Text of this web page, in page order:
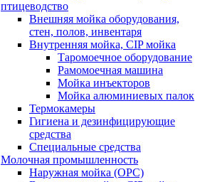
птицеводство
Внешняя мойка оборудования,
стен, полов, инвентаря
Внутренняя мойка, CIP мойка
Таромоечное оборудование
Рамомоечная машина
Мойка инъекторов
Мойка алюминиевых палок
Термокамеры
Гигиена и дезинфицирующие
средства
Специальные средства
Молочная промышленность
Наружная мойка (ОРС)